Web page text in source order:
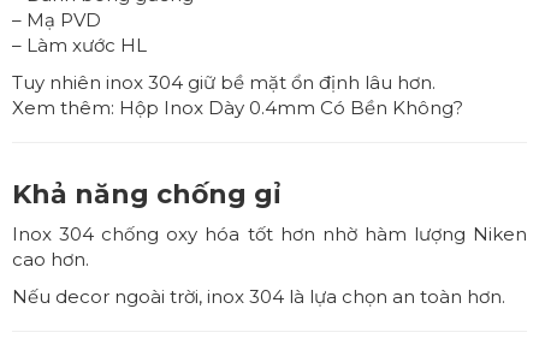
– Mạ PVD
– Làm xước HL
Tuy nhiên inox 304 giữ bề mặt ổn định lâu hơn.
Xem thêm: Hộp Inox Dày 0.4mm Có Bền Không?
Khả năng chống gỉ
Inox 304 chống oxy hóa tốt hơn nhờ hàm lượng Niken
cao hơn.
Nếu decor ngoài trời, inox 304 là lựa chọn an toàn hơn.